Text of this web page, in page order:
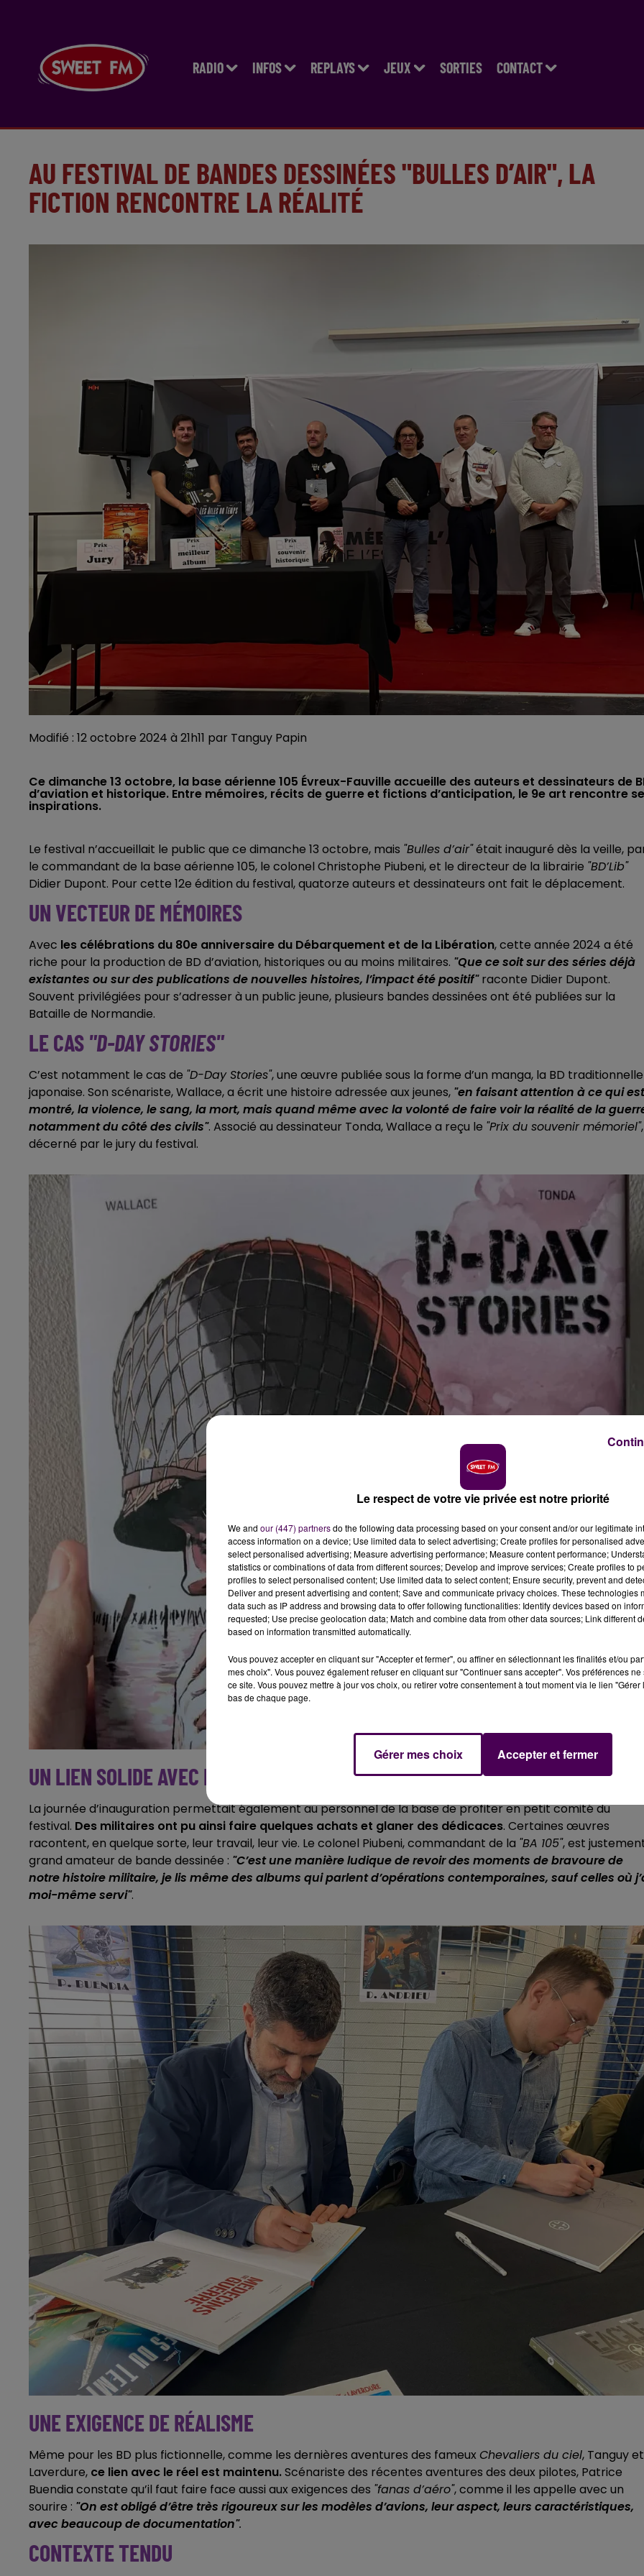
RADIO INFOS REPLAYS JEUX SORTIES CONTACT
AU FESTIVAL DE BANDES DESSINÉES "BULLES D’AIR", LA
FICTION RENCONTRE LA RÉALITÉ
Modifié : 12 octobre 2024 à 21h11 par Tanguy Papin
Ce dimanche 13 octobre, la base aérienne 105 Évreux-Fauville accueille des auteurs et dessinateurs de
d’aviation et historique. Entre mémoires, récits de guerre et fictions d’anticipation, le 9e art rencontre
inspirations.
Le festival n’accueillait le public que ce dimanche 13 octobre, mais "Bulles d’air"était inauguré dès la veille,
le commandant de la base aérienne 105, le colonel Christophe Piubeni, et le directeur de la librairie "BD’Lib"
Didier Dupont. Pour cette 12e édition du festival, quatorze auteurs et dessinateurs ont fait le déplacement.
UN VECTEUR DE MÉMOIRES
Avec les célébrations du 80e anniversaire du Débarquement et de la Libération, cette année 2024 a été
riche pour la production de BD d’aviation, historiques ou au moins militaires. "Que ce soit sur des séries déjà
existantes ou sur des publications de nouvelles histoires, l’impact été positif"raconte Didier Dupont.
Souvent privilégiées pour s’adresser à un public jeune, plusieurs bandes dessinées ont été publiées sur la
Bataille de Normandie.
LE CAS "D-DAY STORIES"
C’est notamment le cas de "D-Day Stories", une œuvre publiée sous la forme d’un manga, la BD traditionnelle
japonaise. Son scénariste, Wallace, a écrit une histoire adressée aux jeunes, "en faisant attention à ce qui est
montré, la violence, le sang, la mort, mais quand même avec la volonté de faire voir la réalité de la
notamment du côté des civils". Associé au dessinateur Tonda, Wallace a reçu le "Prix du souvenir mémoriel",
décerné par le jury du festival.
UN LIEN SOLIDE AVEC LA RÉALITÉ
La journée d’inauguration permettait également au personnel de la base de profiter en petit comité du
festival. Des militaires ont pu ainsi faire quelques achats et glaner des dédicaces. Certaines œuvres
racontent, en quelque sorte, leur travail, leur vie. Le colonel Piubeni, commandant de la "BA 105", est
grand amateur de bande dessinée : "C’est une manière ludique de revoir des moments de bravoure de
notre histoire militaire, je lis même des albums qui parlent d’opérations contemporaines, sauf celles où
moi-même servi".
UNE EXIGENCE DE RÉALISME
Même pour les BD plus fictionnelle, comme les dernières aventures des fameux Chevaliers du ciel, Tanguy et
Laverdure, ce lien avec le réel est maintenu.Scénariste des récentes aventures des deux pilotes, Patrice
Buendia constate qu’il faut faire face aussi aux exigences des "fanas d’aéro", comme il les appelle avec un
sourire : "On est obligé d’être très rigoureux sur les modèles d’avions, leur aspect, leurs caractéristiques,
avec beaucoup de documentation".
CONTEXTE TENDU
Le respect de votre vie privée est notre priorité
We and our (447) partnersdo the following data processing based on your consent and/or our legitimate
access information on a device; Use limited data to select advertising; Create profiles for personalised
select personalised advertising; Measure advertising performance; Measure content performance;
statistics or combinations of data from different sources; Develop and improve services; Create profiles to
profiles to select personalised content; Use limited data to select content; Ensure security, prevent and
Deliver and present advertising and content; Save and communicate privacy choices. These technologies
data such as IP address and browsing data to offer following functionalities: Identify devices based on
requested; Use precise geolocation data; Match and combine data from other data sources; Link different
based on information transmitted automatically.
Vous pouvez accepter en cliquant sur "Accepter et fermer", ou affiner en sélectionnant les finalités et/ou
mes choix". Vous pouvez également refuser en cliquant sur "Continuer sans accepter". Vos préférences
ce site. Vous pouvez mettre à jour vos choix, ou retirer votre consentement à tout moment via le lien
bas de chaque page.
Gérer mes choix Accepter et fermer